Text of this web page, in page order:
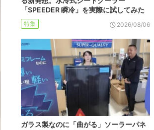
「SPEEDER 瞬冷」を実際に試してみた
特集 2026/08/06
ガラス製なのに「曲がる」ソーラーパネ